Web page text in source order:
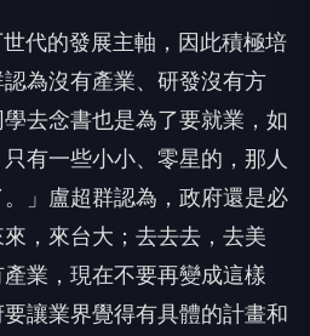
代的發展主軸，因此積極培
為沒有產業、研發沒有方
去念書也是為了要就業，如
有一些小小、零星的，那人
」盧超群認為，政府還是必
，來台大；去去去，去美
業，現在不要再變成這樣
讓業界覺得有具體的計畫和